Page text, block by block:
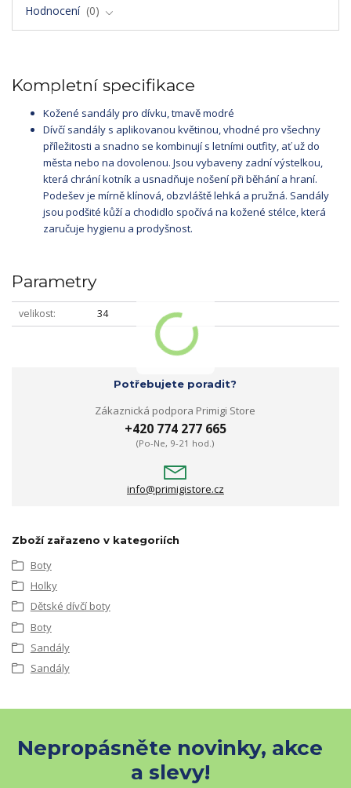
Hodnocení 0
Kompletní specifikace
Kožené sandály pro dívku, tmavě modré
Dívčí sandály s aplikovanou květinou, vhodné pro všechny
příležitosti a snadno se kombinují s letními outfity, ať už do
města nebo na dovolenou. Jsou vybaveny zadní výstelkou,
která chrání kotník a usnadňuje nošení při běhání a hraní.
Podešev je mírně klínová, obzvláště lehká a pružná. Sandály
jsou podšité kůží a chodidlo spočívá na kožené stélce, která
zaručuje hygienu a prodyšnost.
Parametry
velikost 34
Potřebujete poradit?
Zákaznická podpora Primigi Store
+420 774 277 665
(Po-Ne, 9-21 hod.)
info@primigistore.cz
Zboží zařazeno v kategoriích
Boty
Holky
Dětské dívčí boty
Boty
Sandály
Sandály
Nepropásněte novinky, akce
a slevy!